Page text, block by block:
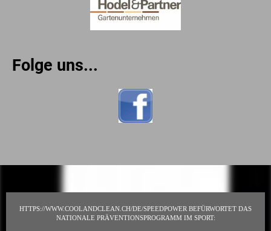
Folge uns...
HTTPS://WWW.COOLANDCLEAN.CH/DE/SPEEDPOWER BEFÜRWORTET DAS
NATIONALE PRÄVENTIONSPROGRAMM IM SPORT: